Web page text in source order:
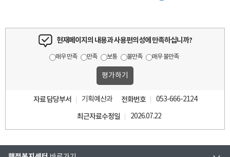
현재페이지의 내용과 사용편의성에 만족하십니까?
매우 만족 만족 보통 불만족 매우 불만족
자료 담당부서 기획예산과 전화번호 053-666-2124
최근자료수정일 2026.07.22